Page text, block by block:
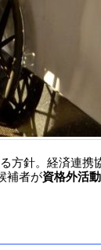
方針。経済連携
補者が資格外活動